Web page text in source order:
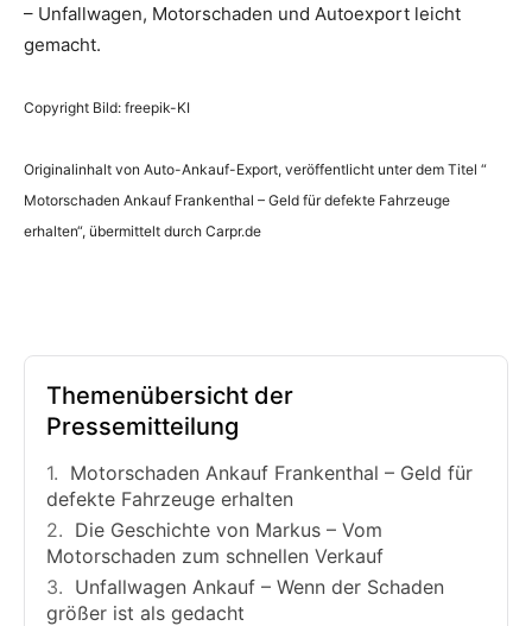
– Unfallwagen, Motorschaden und Autoexport leicht
gemacht.
Copyright Bild: freepik-KI
Originalinhalt von Auto-Ankauf-Export, veröffentlicht unter dem Titel “
Motorschaden Ankauf Frankenthal – Geld für defekte Fahrzeuge
erhalten“, übermittelt durch Carpr.de
Themenübersicht der
Pressemitteilung
Motorschaden Ankauf Frankenthal – Geld für
defekte Fahrzeuge erhalten
Die Geschichte von Markus – Vom
Motorschaden zum schnellen Verkauf
Unfallwagen Ankauf – Wenn der Schaden
größer ist als gedacht